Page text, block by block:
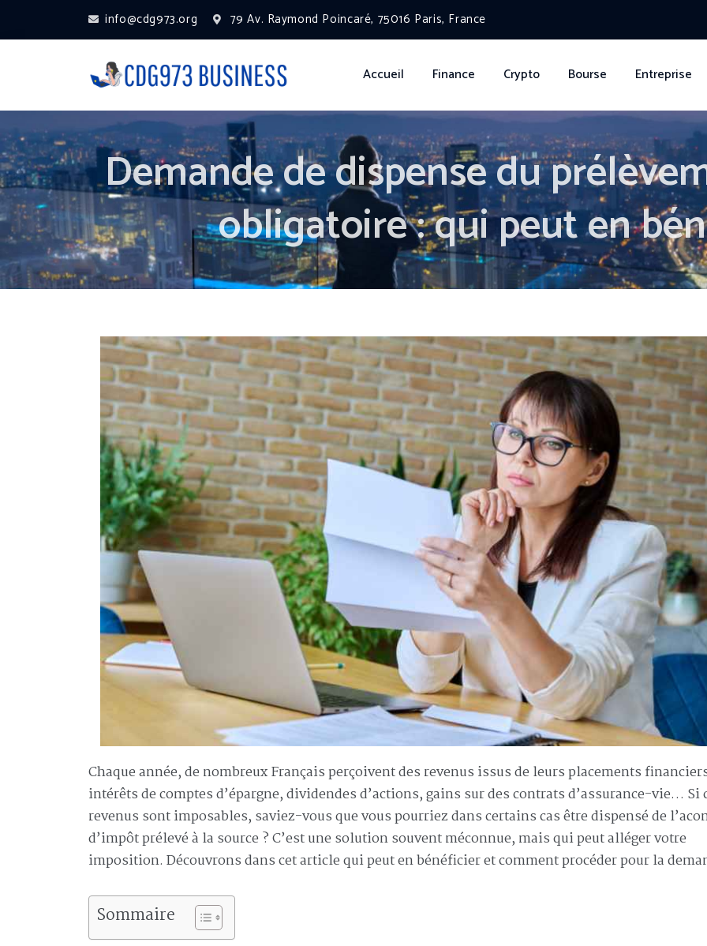
info@cdg973.org 79 Av. Raymond Poincaré, 75016 Paris, France
Accueil Finance Crypto Bourse Entreprise
Demande de dispense du
obligatoire : qui peut en
Chaque année, de nombreux Français perçoivent des revenus issus de leurs placements
intérêts de comptes d’épargne, dividendes d’actions, gains sur des contrats d’assurance-vie… Si
revenus sont imposables, saviez-vous que vous pourriez dans certains cas être dispensé de
d’impôt prélevé à la source ? C’est une solution souvent méconnue, mais qui peut alléger votre
imposition. Découvrons dans cet article qui peut en bénéficier et comment procéder pour la
Sommaire